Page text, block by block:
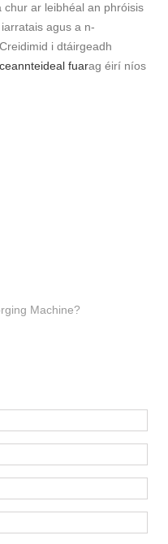
ar leibhéal an phróisis
agus a n-
i dtáirgeadh
fuarag éirí níos
Machine?